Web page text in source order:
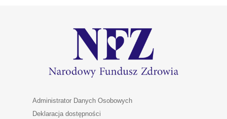
Administrator Danych Osobowych
Deklaracja dostępności